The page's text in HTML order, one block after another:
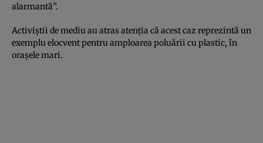
alarmantă”.
Activiştii de mediu au atras atenţia că acest caz reprezintă un
exemplu elocvent pentru amploarea poluării cu plastic, în
oraşele mari.